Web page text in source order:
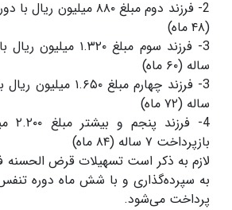
(۴۸ ماه)
ساله (۶۰ ماه)
ساله (۷۲ ماه)
4-
بازپرداخت ۷ ساله (۸۴ ماه)
لازم به ذکر است تسهیلات قرض الحسنه
به سپرده‌گذاری و با شش ماه دوره
پرداخت می‌شود.